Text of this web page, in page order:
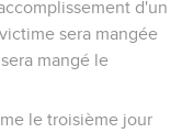
d'un
sera mangée
mangé le
le troisième jour